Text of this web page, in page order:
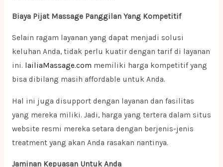
Biaya Pijat Massage Panggilan Yang Kompetitif
Selain ragam layanan yang dapat menjadi solusi
keluhan Anda, tidak perlu kuatir dengan tarif di layanan
ini. lailiaMassage.com memiliki harga kompetitif yang
bisa dibilang masih affordable untuk Anda.
Hal ini juga disupport dengan layanan dan fasilitas
yang mereka miliki. Jadi, harga yang tertera dalam situs
website resmi mereka setara dengan berjenis-jenis
treatment yang akan Anda rasakan nantinya.
Jaminan Kepuasan Untuk Anda